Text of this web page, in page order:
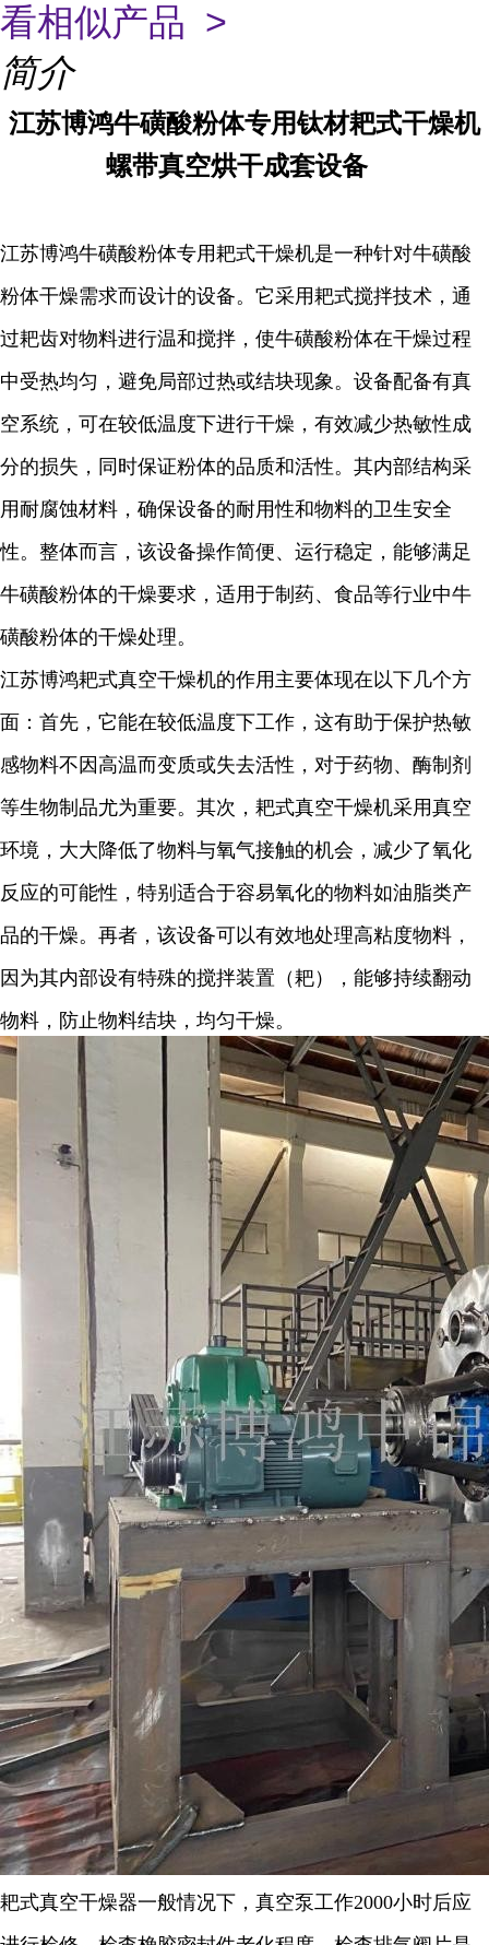
看相似产品 >
简介
江苏博鸿牛磺酸粉体专用钛材耙式干燥机
螺带真空烘干成套设备
江苏博鸿牛磺酸粉体专用耙式干燥机是一种针对牛磺酸
粉体干燥需求而设计的设备。它采用耙式搅拌技术，通
过耙齿对物料进行温和搅拌，使牛磺酸粉体在干燥过程
中受热均匀，避免局部过热或结块现象。设备配备有真
空系统，可在较低温度下进行干燥，有效减少热敏性成
分的损失，同时保证粉体的品质和活性。其内部结构采
用耐腐蚀材料，确保设备的耐用性和物料的卫生安全
性。整体而言，该设备操作简便、运行稳定，能够满足
牛磺酸粉体的干燥要求，适用于制药、食品等行业中牛
磺酸粉体的干燥处理。
江苏博鸿耙式真空干燥机的作用主要体现在以下几个方
面：首先，它能在较低温度下工作，这有助于保护热敏
感物料不因高温而变质或失去活性，对于药物、酶制剂
等生物制品尤为重要。其次，耙式真空干燥机采用真空
环境，大大降低了物料与氧气接触的机会，减少了氧化
反应的可能性，特别适合于容易氧化的物料如油脂类产
品的干燥。再者，该设备可以有效地处理高粘度物料，
因为其内部设有特殊的搅拌装置（耙），能够持续翻动
物料，防止物料结块，均匀干燥。
耙式真空干燥器一般情况下，真空泵工作2000小时后应